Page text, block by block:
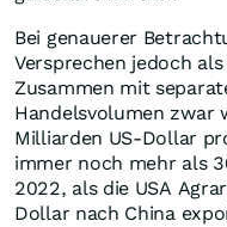
Bei genauerer
Versprechen jedoch
Zusammen mit
Handelsvolumen zwar
Milliarden US-Dollar
immer noch mehr als
2022, als die USA
Dollar nach China